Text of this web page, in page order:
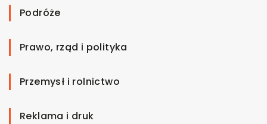
Podróże
Prawo, rząd i polityka
Przemysł i rolnictwo
Reklama i druk